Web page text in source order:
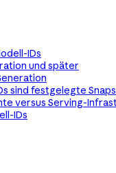
IDs
und später
sind festgelegte
versus Serving-
IDs